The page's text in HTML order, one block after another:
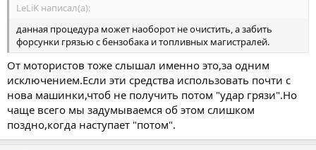
LeLiK написал(а):
данная процедура может наоборот не очистить, а забить
форсунки грязью с бензобака и топливных магистралей.
От мотористов тоже слышал именно это,за одним
исключением.Если эти средства использовать почти с
нова машинки,чтоб не получить потом "удар грязи".Но
чаще всего мы задумываемся об этом слишком
поздно,когда наступает "потом".